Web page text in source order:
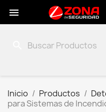

Inicio Productos
para Sistemas de